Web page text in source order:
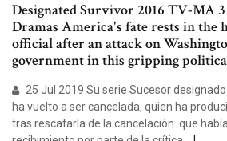
Designated Survivor 2016 TV-MA 3
Dramas America's fate rests in the
official after an attack on
government in this gripping
25 Jul 2019 Su serie Sucesor
ha vuelto a ser cancelada, quien ha
tras rescatarla de la cancelación. que